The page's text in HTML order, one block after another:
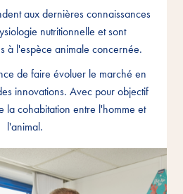
aux dernières connaissances
nutritionnelle et sont
à l'espèce animale concernée.
de faire évoluer le marché en
innovations. Avec pour objectif
la cohabitation entre l'homme et
l'animal.
aux dernières connaissances
nutritionnelle et sont
à l'espèce animale concernée.
de faire évoluer le marché en
innovations. Avec pour objectif
la cohabitation entre l'homme et
l'animal.
aux dernières connaissances
nutritionnelle et sont
à l'espèce animale concernée.
de faire évoluer le marché en
innovations. Avec pour objectif
la cohabitation entre l'homme et
l'animal.